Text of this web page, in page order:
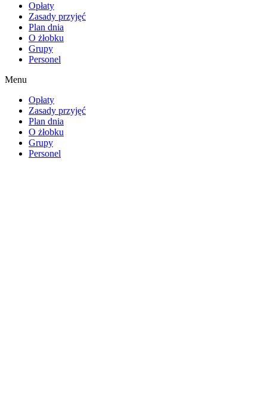
Opłaty
Zasady przyjęć
Plan dnia
O żłobku
Grupy
Personel
Menu
Opłaty
Zasady przyjęć
Plan dnia
O żłobku
Grupy
Personel